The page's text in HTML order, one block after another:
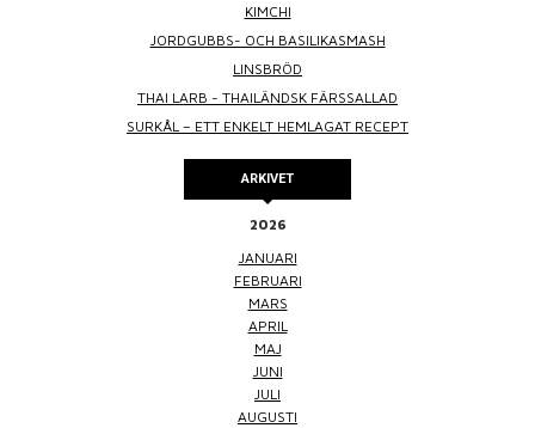
KIMCHI
JORDGUBBS- OCH BASILIKASMASH
LINSBRÖD
THAI LARB - THAILÄNDSK FÄRSSALLAD
SURKÅL – ETT ENKELT HEMLAGAT RECEPT
ARKIVET
2026
JANUARI
FEBRUARI
MARS
APRIL
MAJ
JUNI
JULI
AUGUSTI